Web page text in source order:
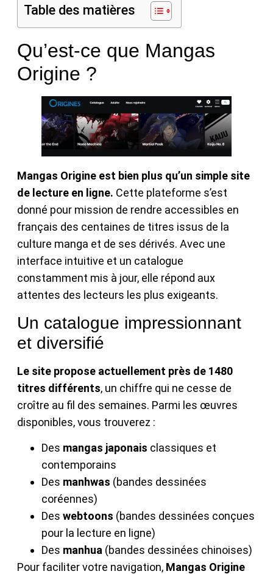
Table des matières
Qu’est-ce que Mangas
Origine ?
Mangas Origine est bien plus qu’un simple site
de lecture en ligne. Cette plateforme s’est
donné pour mission de rendre accessibles en
français des centaines de titres issus de la
culture manga et de ses dérivés. Avec une
interface intuitive et un catalogue
constamment mis à jour, elle répond aux
attentes des lecteurs les plus exigeants.
Un catalogue impressionnant
et diversifié
Le site propose actuellement près de 1480
titres différents, un chiffre qui ne cesse de
croître au fil des semaines. Parmi les œuvres
disponibles, vous trouverez :
Des mangas japonais classiques et
contemporains
Des manhwas (bandes dessinées
coréennes)
Des webtoons (bandes dessinées conçues
pour la lecture en ligne)
Des manhua (bandes dessinées chinoises)
Pour faciliter votre navigation, Mangas Origine